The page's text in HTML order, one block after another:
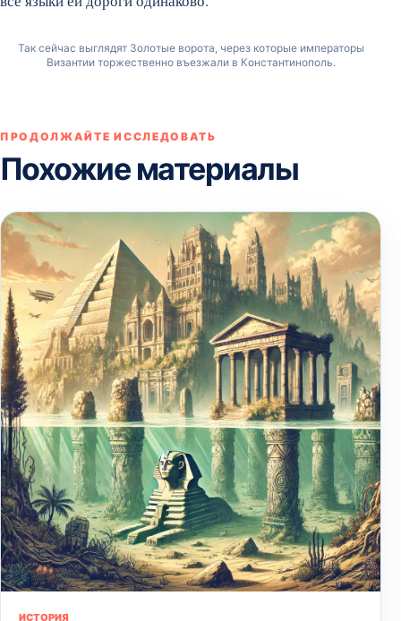
Так сейчас выглядят Золотые ворота, через которые императоры
Византии торжественно въезжали в Константинополь.
ПРОДОЛЖАЙТЕ ИССЛЕДОВАТЬ
Похожие материалы
ИСТОРИЯ